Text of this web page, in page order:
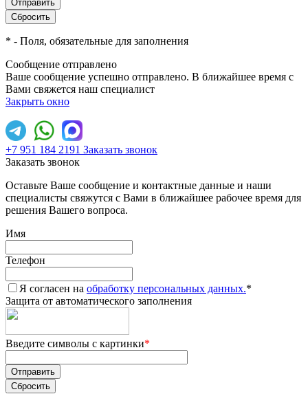
* - Поля, обязательные для заполнения
Сообщение отправлено
Ваше сообщение успешно отправлено. В ближайшее время с
Вами свяжется наш специалист
Закрыть окно
+7 951 184 2191 Заказать звонок
Заказать звонок
Оставьте Ваше сообщение и контактные данные и наши
специалисты свяжутся с Вами в ближайшее рабочее время для
решения Вашего вопроса.
Имя
Телефон
Я согласен на обработку персональных данных.*
Защита от автоматического заполнения
Введите символы с картинки*